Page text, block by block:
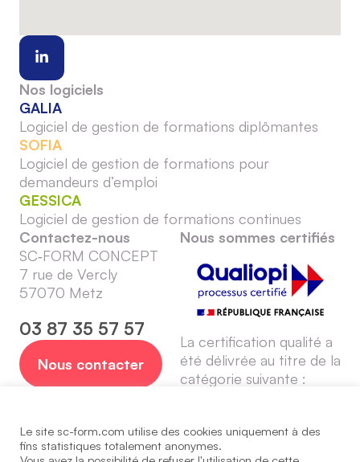
Nos logiciels
GALIA
Logiciel de gestion de formations diplômantes
SOFIA
Logiciel de gestion de formations pour
demandeurs d’emploi
GESSICA
Logiciel de gestion de formations continues
Contactez-nous
SC‑FORM CONCEPT
7 rue de Vercly
57070 Metz
03 87 35 57 57
Nous contacter
Nous sommes certifiés
La certification qualité a
été délivrée au titre de la
catégorie suivante :
Le site sc-form.com utilise des cookies uniquement à des
fins statistiques totalement anonymes.